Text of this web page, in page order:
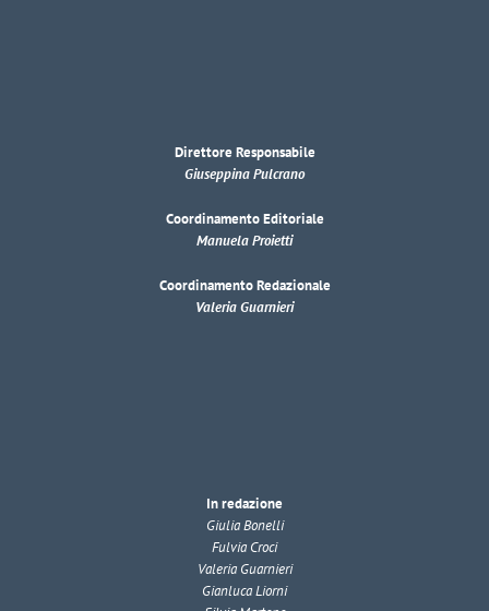
Direttore Responsabile
Giuseppina Pulcrano
Coordinamento Editoriale
Manuela Proietti
Coordinamento Redazionale
Valeria Guarnieri
In redazione
Giulia Bonelli
Fulvia Croci
Valeria Guarnieri
Gianluca Liorni